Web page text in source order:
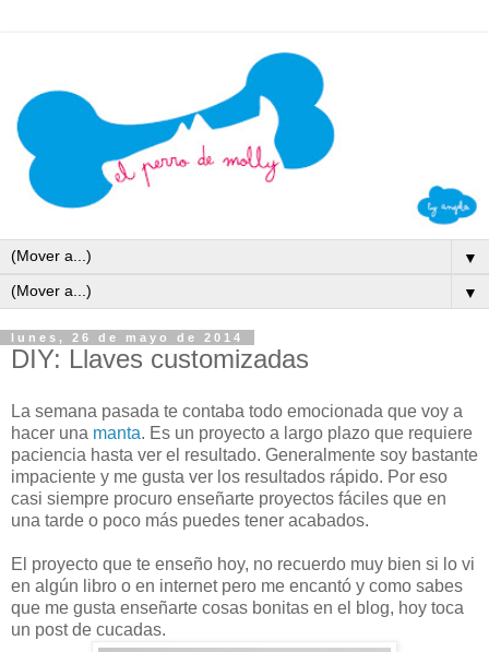
▼
▼
lunes, 26 de mayo de 2014
DIY: Llaves customizadas
La semana pasada te contaba todo emocionada que voy a
hacer una manta. Es un proyecto a largo plazo que requiere
paciencia hasta ver el resultado. Generalmente soy bastante
impaciente y me gusta ver los resultados rápido. Por eso
casi siempre procuro enseñarte proyectos fáciles que en
una tarde o poco más puedes tener acabados.
El proyecto que te enseño hoy, no recuerdo muy bien si lo vi
en algún libro o en internet pero me encantó y como sabes
que me gusta enseñarte cosas bonitas en el blog, hoy toca
un post de cucadas.